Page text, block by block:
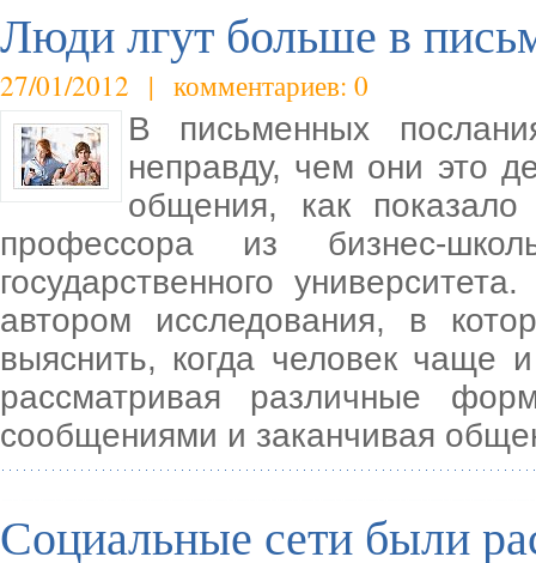
Люди лгут больше в
27/01/2012 | комментариев: 0
В письменных
неправду, чем они это
общения, как
профессора из бизнес-
государственного
автором исследования, в
выяснить, когда человек чаще
рассматривая различные
сообщениями и заканчивая
Социальные сети были